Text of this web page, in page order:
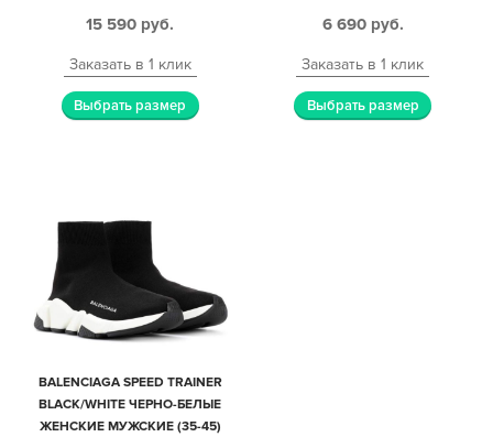
15 590 руб.
Заказать в 1 клик
Выбрать размер
6 690 руб.
Заказать в 1 клик
Выбрать размер
BALENCIAGA SPEED TRAINER
BLACK/WHITE ЧЕРНО-БЕЛЫЕ
ЖЕНСКИЕ МУЖСКИЕ (35-45)